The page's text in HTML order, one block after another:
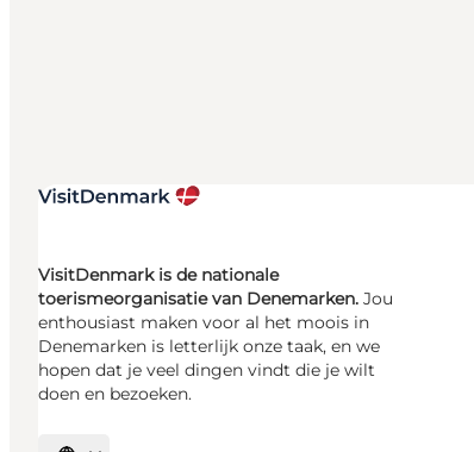
VisitDenmark is de nationale
toerismeorganisatie van Denemarken. Jou
enthousiast maken voor al het moois in
Denemarken is letterlijk onze taak, en we
hopen dat je veel dingen vindt die je wilt
doen en bezoeken.